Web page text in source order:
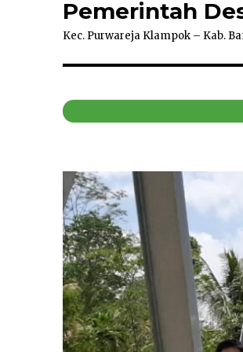
Pemerintah
Kec. Purwareja Klampok – Kab.